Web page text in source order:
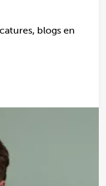
blogs en